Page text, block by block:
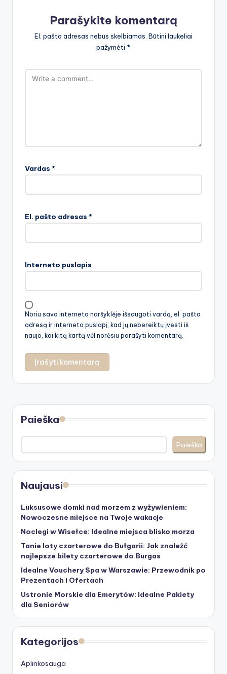
Parašykite komentarą
El. pašto adresas nebus skelbiamas. Būtini laukeliai
pažymėti *
Vardas *
El. pašto adresas *
Interneto puslapis
Noriu savo interneto naršyklėje išsaugoti vardą, el. pašto
adresą ir interneto puslapį, kad jų nebereiktų įvesti iš
naujo, kai kitą kartą vėl norėsiu parašyti komentarą.
Paieška
Paieška
Naujausi
Luksusowe domki nad morzem z wyżywieniem:
Nowoczesne miejsce na Twoje wakacje
Noclegi w Wisełce: Idealne miejsca blisko morza
Tanie loty czarterowe do Bułgarii: Jak znaleźć
najlepsze bilety czarterowe do Burgas
Idealne Vouchery Spa w Warszawie: Przewodnik po
Prezentach i Ofertach
Ustronie Morskie dla Emerytów: Idealne Pakiety
dla Seniorów
Kategorijos
Aplinkosauga